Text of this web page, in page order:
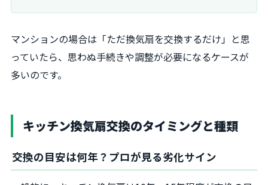
マンションの場合は「ただ換気扇を交換するだけ」と思
っていたら、思わぬ手続きや調整が必要になるケースが
多いのです。
キッチン換気扇交換のタイミングと種類
交換の目安は何年？プロが見る劣化サイン